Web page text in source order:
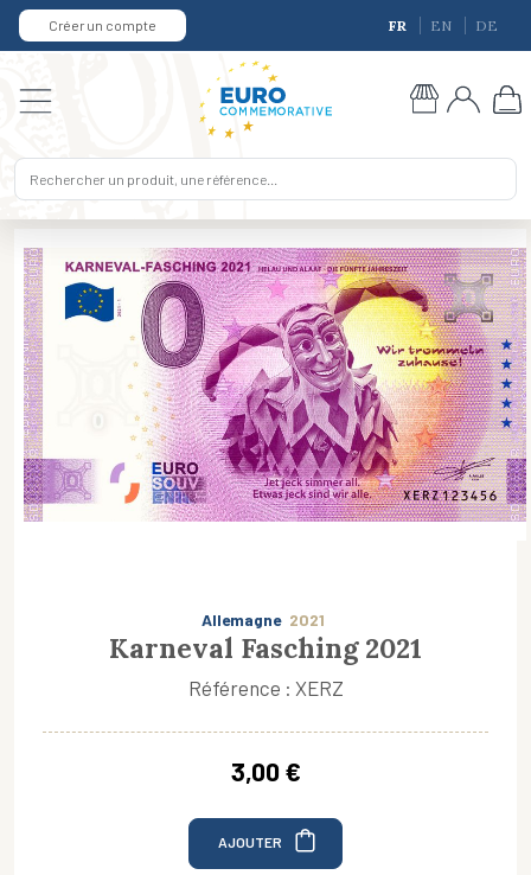
Créer un compte FR EN DE
Allemagne 2021
Karneval Fasching 2021
Référence : XERZ
3,00 €
AJOUTER